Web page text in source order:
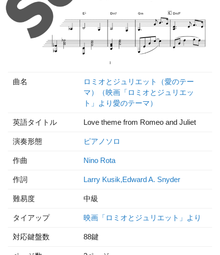
曲名
ロミオとジュリエット（愛のテー
マ）（映画「ロミオとジュリエッ
ト」より愛のテーマ）
英語タイトル Love theme from Romeo and Juliet
演奏形態 ピアノソロ
作曲 Nino Rota
作詞 Larry Kusik,Edward A. Snyder
難易度 中級
タイアップ 映画「ロミオとジュリエット」より
対応鍵盤数 88鍵